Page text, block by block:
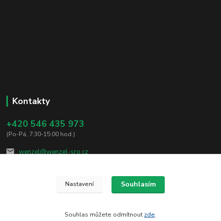
Kontakty
+420 546 435 973
(Po-Pá, 7:30-15:00 hod.)
wenzel@wenzel-sro.cz
Nastavení Souhlasím
Souhlas můžete odmítnout zde.